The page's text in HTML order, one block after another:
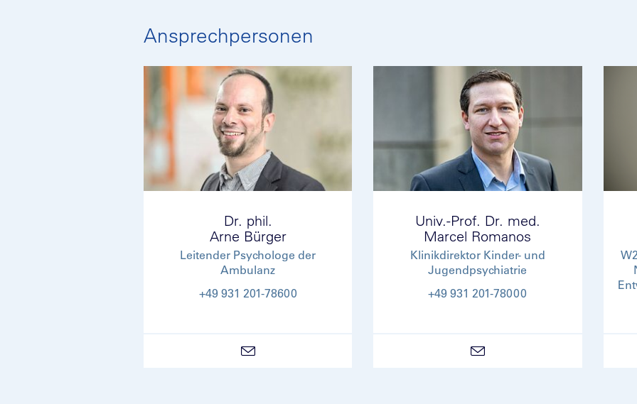
Ansprechpersonen
Dr. phil.
Arne Bürger
Leitender Psychologe der
Ambulanz
+49 931 201-78600
Univ.-Prof. Dr. med.
Marcel Romanos
Klinikdirektor Kinder- und
Jugendpsychiatrie
+49 931 201-78000